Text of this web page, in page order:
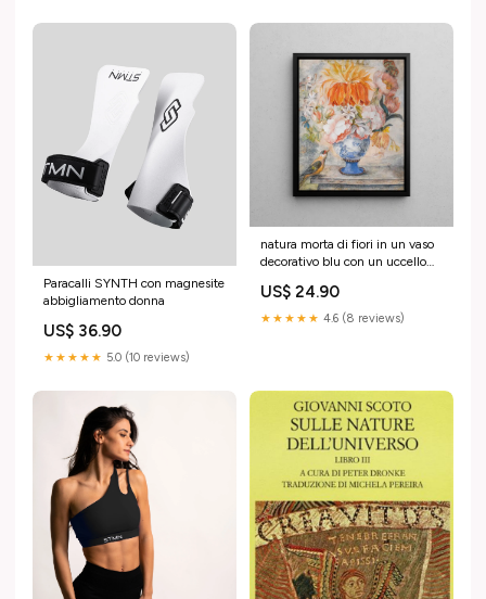
Paracalli SYNTH con magnesite
abbigliamento donna
US$ 36.90
★★★★★ 5.0 (10 reviews)
natura morta di fiori in un vaso
decorativo blu con un uccello
davanzale scuola olandese
Stockholm
US$ 24.90
★★★★★ 4.6 (8 reviews)